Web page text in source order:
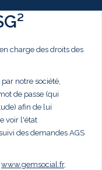
charge des droits des
notre société,
de passe (qui
afin de lui
voir l'état
des demandes AGS
www.gemsocial.fr,